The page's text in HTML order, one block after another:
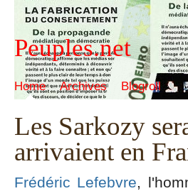
Peuples.net
Home Archives Blogroll
Les Sarkozy
arrivaient en
Frédéric Lefebvre,